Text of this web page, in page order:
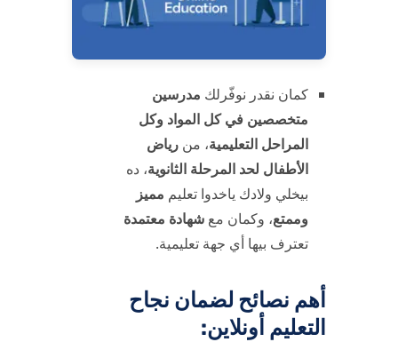
كمان نقدر نوفّرلك مدرسين
متخصصين في كل المواد وكل
المراحل التعليمية، من رياض
الأطفال لحد المرحلة الثانوية، ده
بيخلي ولادك ياخدوا تعليم مميز
وممتع، وكمان مع شهادة معتمدة
تعترف بيها أي جهة تعليمية.
أهم نصائح لضمان نجاح
التعليم أونلاين: